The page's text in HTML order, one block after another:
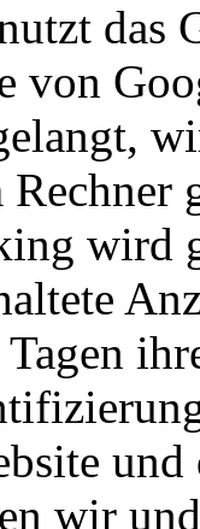
von
wird
wir